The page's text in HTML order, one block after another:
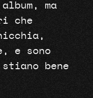
ma
che
e sono
bene